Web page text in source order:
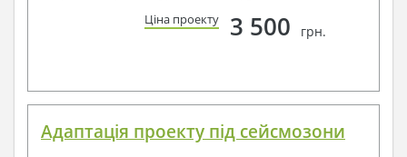
Ціна проекту 3 500 грн.
Адаптація проекту під сейсмозони